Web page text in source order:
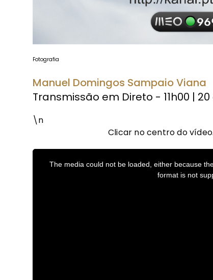
Fotografia
Manuel Domingos Sampaio Viana
Transmissão em Direto - 11h00 |
\n
Clicar no centro do